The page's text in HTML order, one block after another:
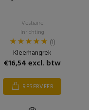
Vestiaire
Inrichting
(1)
Kleerhangrek
€16,54 excl. btw
RESERVEER